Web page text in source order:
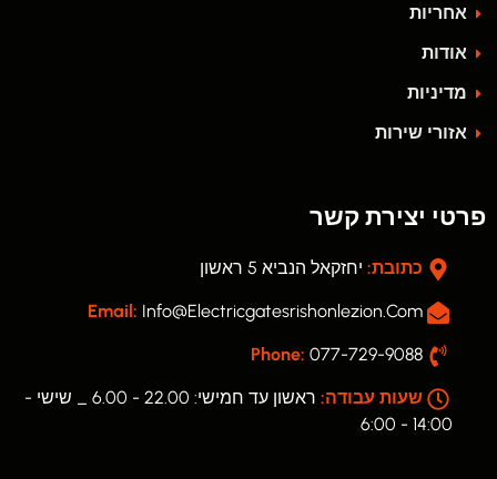
אחריות
אודות
מדיניות
אזורי שירות
פרטי יצירת קשר
כתובת: יחזקאל הנביא 5 ראשון
Email: Info@electricgatesrishonlezion.com
Phone: 077-729-9088
שעות עבודה:
ראשון עד חמישי: 22.00 - 6.00 _ שישי -
14:00 - 6:00